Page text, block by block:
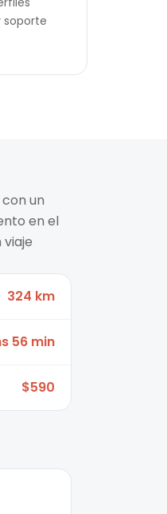
soporte
un
en el
324 km
56 min
$590